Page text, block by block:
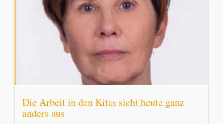
Die Arbeit in den Kitas sieht heute ganz
anders aus